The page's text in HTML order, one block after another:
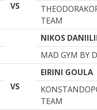
VS
TEAM
NIKOS
MAD GYM BY
VS
EIRINI GOULA
TEAM